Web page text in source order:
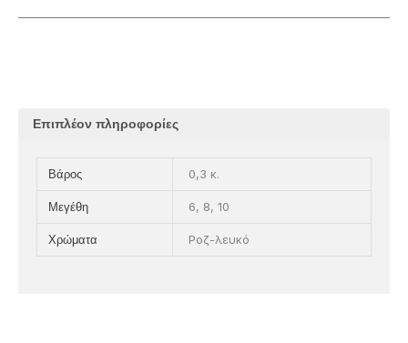
Επιπλέον πληροφορίες
Βάρος 0,3 κ.
Μεγέθη 6, 8, 10
Χρώματα Ροζ-λευκό